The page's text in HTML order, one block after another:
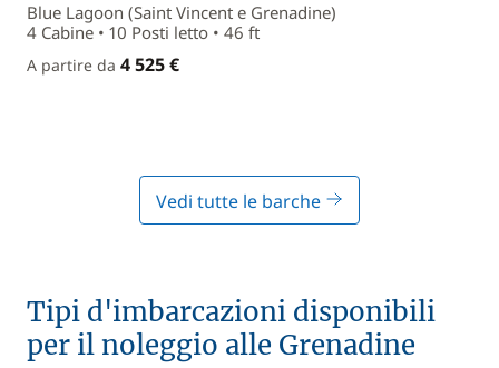
Blue Lagoon (Saint Vincent e Grenadine)
4 Cabine • 10 Posti letto • 46 ft
A partire da 4 525 €
Vedi tutte le barche
Tipi d'imbarcazioni disponibili
per il noleggio alle Grenadine